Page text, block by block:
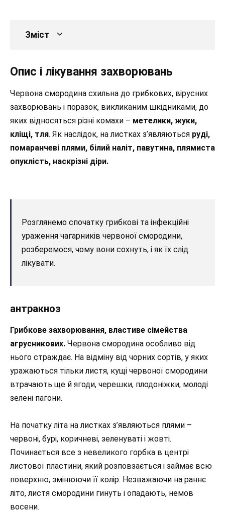
Зміст
Опис і лікування захворювань
Червона смородина схильна до грибкових, вірусних
захворювань і поразок, викликаним шкідниками, до
яких відносяться різні комахи – метелики, жуки,
кліщі, тля. Як наслідок, на листках з’являються руді,
помаранчеві плями, білий наліт, павутина, плямиста
опуклість, наскрізні діри.
Розглянемо спочатку грибкові та інфекційні
ураження чагарників червоної смородини,
розберемося, чому вони сохнуть, і як їх слід
лікувати.
антракноз
Грибкове захворювання, властиве сімейства
агрусникових. Червона смородина особливо від
нього страждає. На відміну від чорних сортів, у яких
уражаються тільки листя, кущі червоної смородини
втрачають ще й ягоди, черешки, плодоніжки, молоді
зелені пагони.
На початку літа на листках з’являються плями –
червоні, бурі, коричневі, зеленуваті і жовті.
Починається все з невеликого горбка в центрі
листової пластини, який розповзається і займає всю
поверхню, змінюючи її колір. Незважаючи на раннє
літо, листя смородини гинуть і опадають, немов
восени.